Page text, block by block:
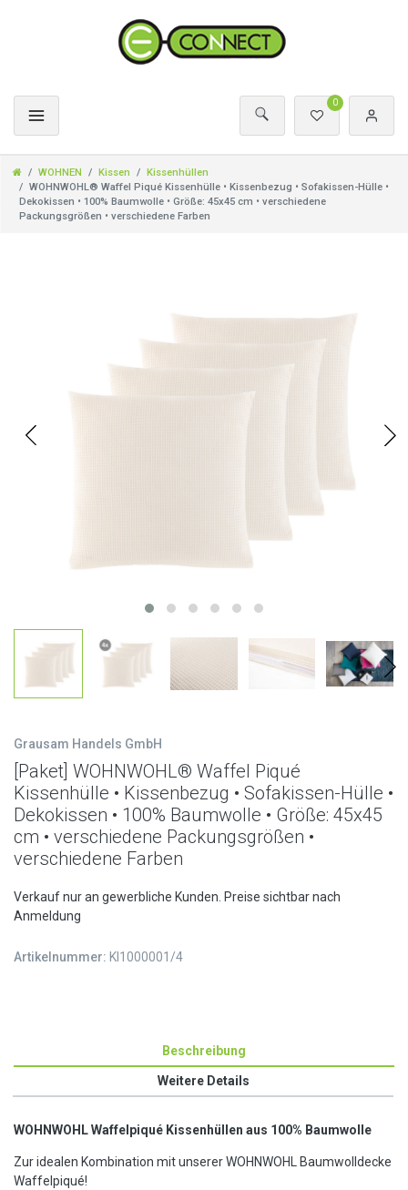
0
WOHNEN Kissen
Kissenhüllen
WOHNWOHL® Waffel Piqué Kissenhülle • Kissenbezug • Sofakissen-Hülle •
Dekokissen • 100% Baumwolle • Größe: 45x45 cm • verschiedene
Packungsgrößen • verschiedene Farben
Grausam Handels GmbH
[Paket] WOHNWOHL® Waffel Piqué
Kissenhülle • Kissenbezug • Sofakissen-Hülle •
Dekokissen • 100% Baumwolle • Größe: 45x45
cm • verschiedene Packungsgrößen •
verschiedene Farben
Verkauf nur an gewerbliche Kunden. Preise sichtbar nach
Anmeldung
Artikelnummer: KI1000001/4
Beschreibung
Weitere Details
WOHNWOHL Waffelpiqué Kissenhüllen aus 100% Baumwolle
Zur idealen Kombination mit unserer WOHNWOHL Baumwolldecke
Waffelpiqué!